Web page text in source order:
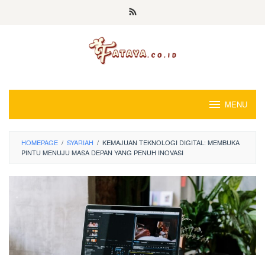
MENU
HOMEPAGE / SYARIAH / KEMAJUAN TEKNOLOGI DIGITAL: MEMBUKA
PINTU MENUJU MASA DEPAN YANG PENUH INOVASI